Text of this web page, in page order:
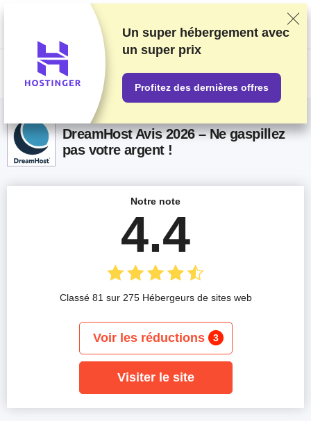
Nous classons nos produits sur la base de tests et de recherches
rigoureux, mais nous tenons également compte de vos commentaires et
des accords commerciaux conclus avec les fournisseurs. Cette page
contient des liens d'affiliation.Information sur la publicité.
US$
DreamHost Avis 2026 – Ne gaspillez
pas votre argent !
Notre note
4.4
Classé 81 sur 275 Hébergeurs de sites web
Voir les réductions 3
Visiter le site
Un super hébergement avec
un super prix
Profitez des dernières offres